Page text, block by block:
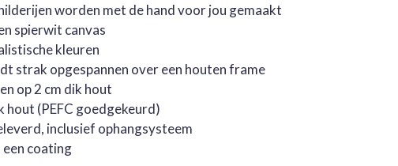
worden met de hand voor jou gemaakt
spierwit canvas
kleuren
strak opgespannen over een houten frame
op 2 cm dik hout
hout (PEFC goedgekeurd)
inclusief ophangsysteem
coating